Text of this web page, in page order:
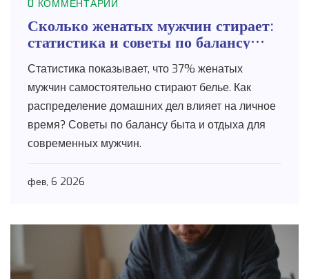
0 КОММЕНТАРИИ
Сколько женатых мужчин стирает:
статистика и советы по балансу
Статистика показывает, что 37% женатых
мужчин самостоятельно стирают белье. Как
распределение домашних дел влияет на личное
время? Советы по балансу быта и отдыха для
современных мужчин.
фев, 6 2026